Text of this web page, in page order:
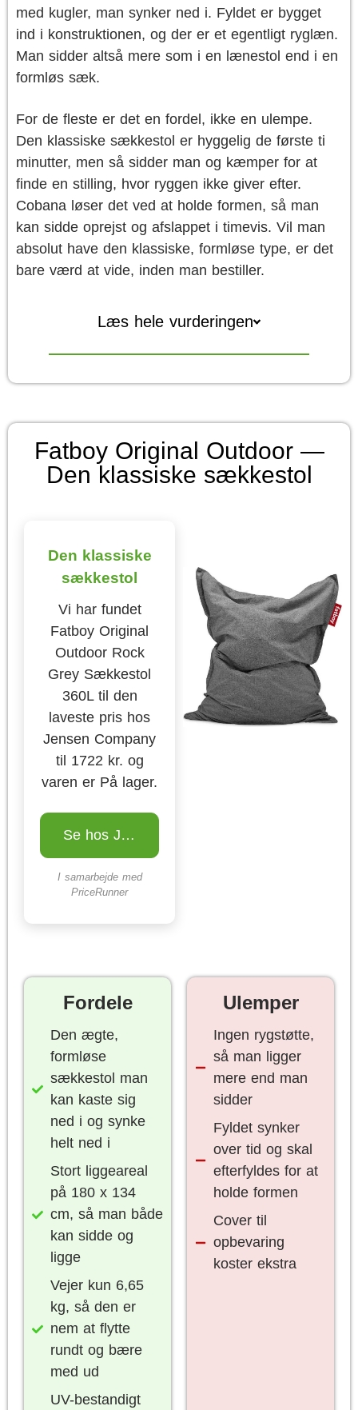
med kugler, man synker ned i. Fyldet er bygget
ind i konstruktionen, og der er et egentligt ryglæn.
Man sidder altså mere som i en lænestol end i en
formløs sæk.
For de fleste er det en fordel, ikke en ulempe.
Den klassiske sækkestol er hyggelig de første ti
minutter, men så sidder man og kæmper for at
finde en stilling, hvor ryggen ikke giver efter.
Cobana løser det ved at holde formen, så man
kan sidde oprejst og afslappet i timevis. Vil man
absolut have den klassiske, formløse type, er det
bare værd at vide, inden man bestiller.
Læs hele vurderingen
Fatboy Original Outdoor —
Den klassiske sækkestol
Den klassiske
sækkestol
Vi har fundet
Fatboy Original
Outdoor Rock
Grey Sækkestol
360L til den
laveste pris hos
Jensen Company
til 1722 kr. og
varen er På lager.
Se hos Jensen Company
I samarbejde med
PriceRunner
Fordele
Den ægte,
formløse
sækkestol man
kan kaste sig
ned i og synke
helt ned i
Stort liggeareal
på 180 x 134
cm, så man både
kan sidde og
ligge
Vejer kun 6,65
kg, så den er
nem at flytte
rundt og bære
med ud
UV-bestandigt
Ulemper
Ingen rygstøtte,
så man ligger
mere end man
sidder
Fyldet synker
over tid og skal
efterfyldes for at
holde formen
Cover til
opbevaring
koster ekstra